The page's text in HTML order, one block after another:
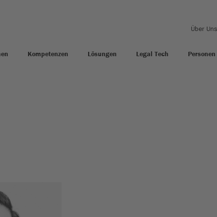
Über Uns
Kompetenzen Lösungen Legal Tech Personen